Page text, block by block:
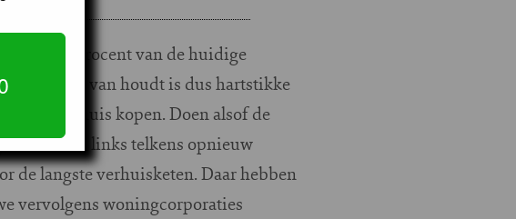
veertig procent van de huidige
PvdA zo van houdt is dus hartstikke
een huis kopen. Doen alsof de
de fout die links telkens opnieuw
de langste verhuisketen. Daar hebben
vervolgens woningcorporaties